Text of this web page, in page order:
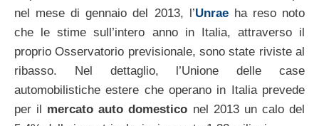
nel mese di gennaio del 2013, l’Unraeha reso noto
che le stime sull’intero anno in Italia, attraverso il
proprio Osservatorio previsionale, sono state riviste al
ribasso. Nel dettaglio, l’Unione delle case
automobilistiche estere che operano in Italia prevede
per il mercato auto domestico nel 2013 un calo del